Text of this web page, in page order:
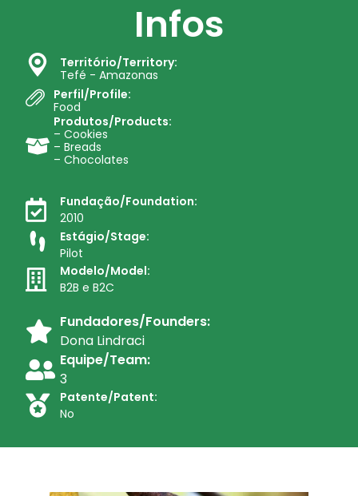
Infos
Território/Territory:
Tefé - Amazonas
Perfil/Profile:
Food
Produtos/Products:
– Cookies
– Breads
– Chocolates
Fundação/Foundation:
2010
Estágio/Stage:
Pilot
Modelo/Model:
B2B e B2C
Fundadores/Founders:
Dona Lindraci
Equipe/Team:
3
Patente/Patent:
No